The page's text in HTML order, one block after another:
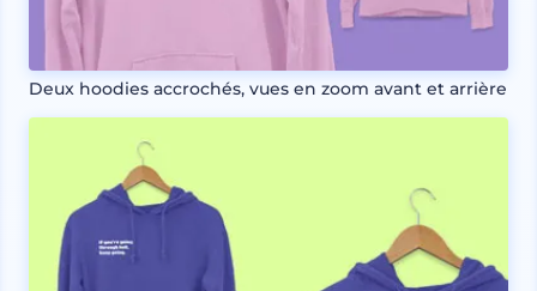
Deux hoodies accrochés, vues en zoom avant et arrière